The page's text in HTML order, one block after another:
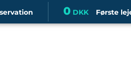
Første
0DKK